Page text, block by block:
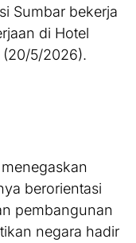
Sumbar bekerja
di Hotel
(20/5/2026).
berorientasi
pembangunan
negara hadir